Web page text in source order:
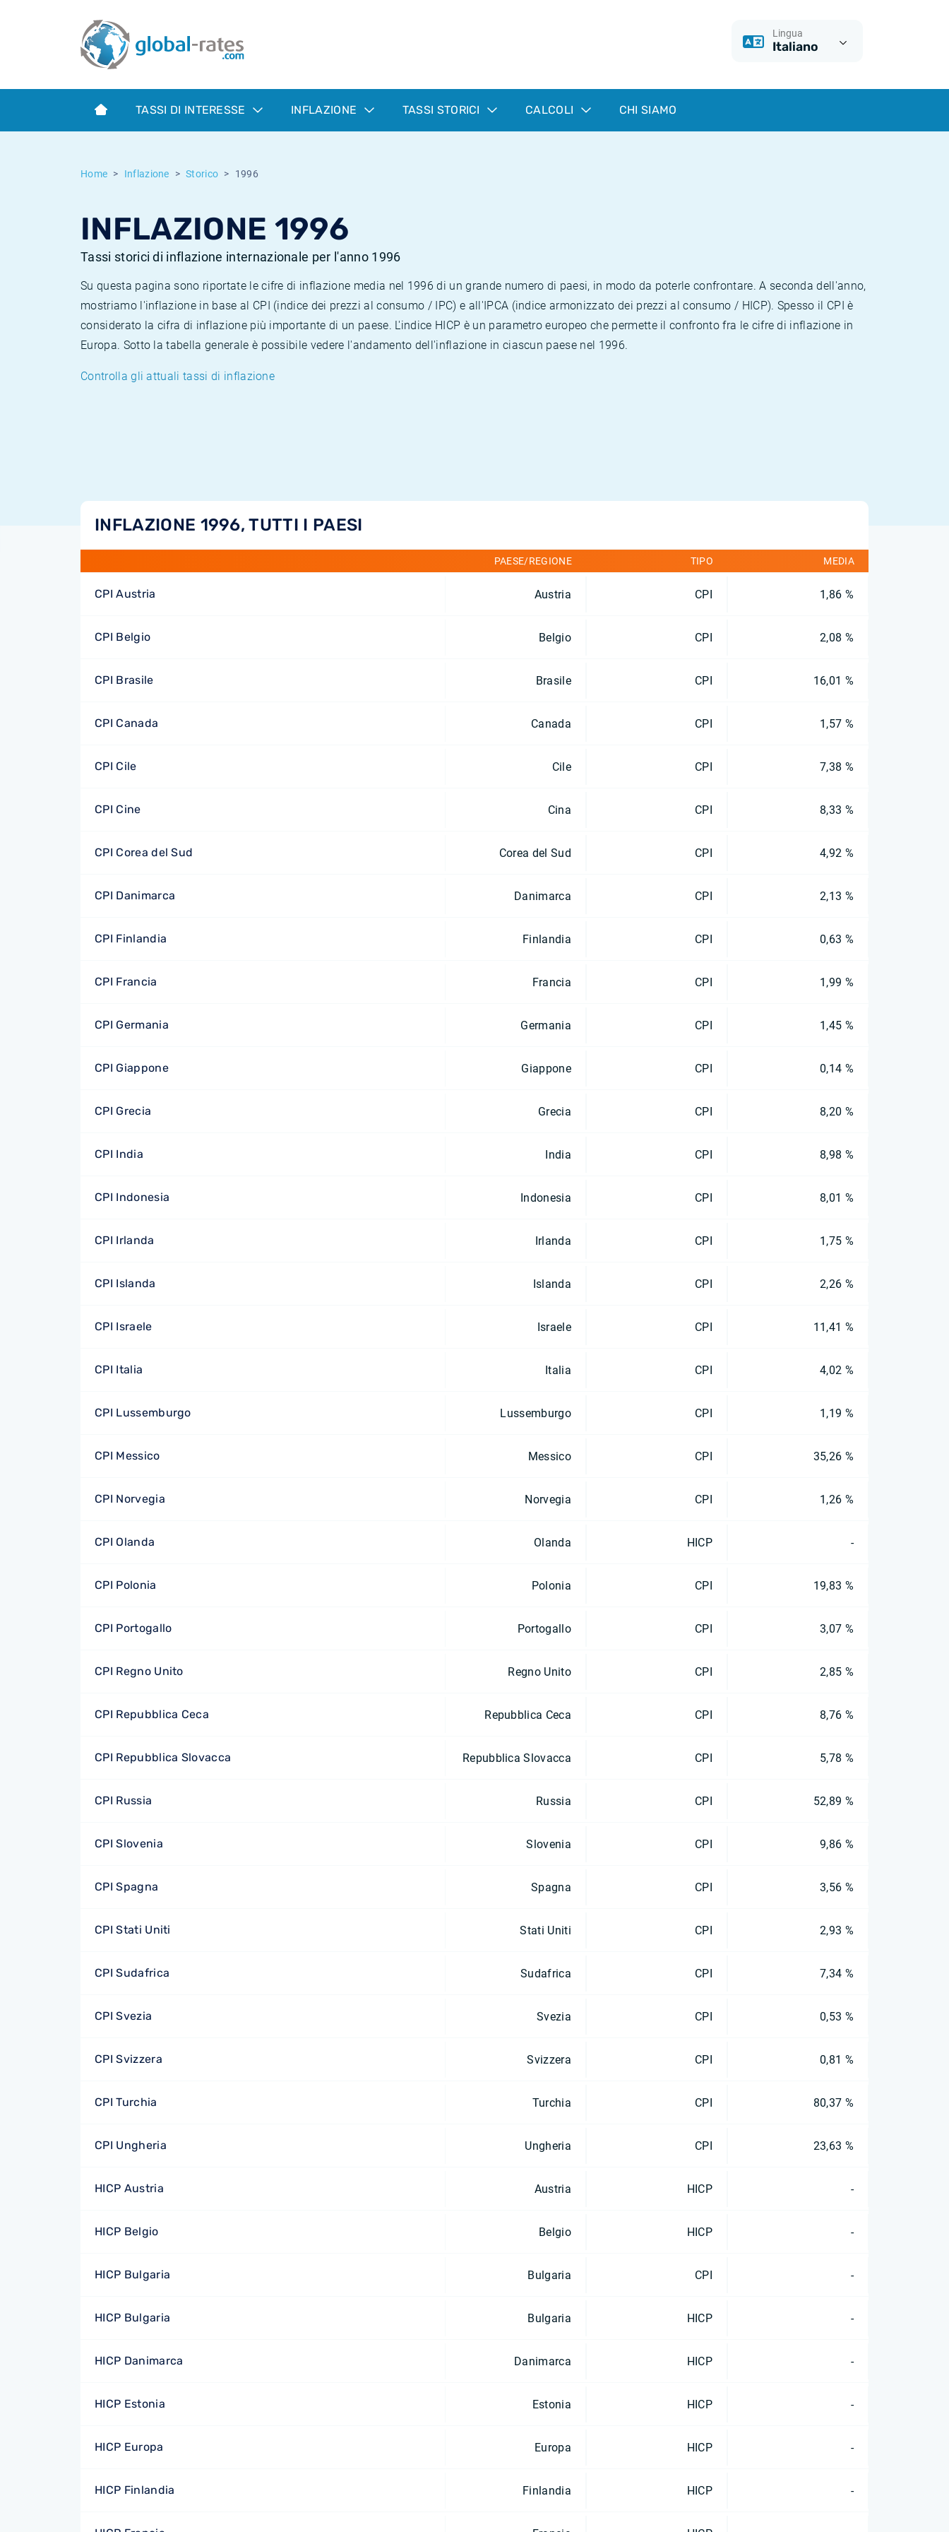
Lingua
Italiano
TASSI DI INTERESSE INFLAZIONE TASSI STORICI CALCOLI CHI SIAMO
Home Inflazione Storico 1996
INFLAZIONE 1996
Tassi storici di inflazione internazionale per l'anno 1996
Su questa pagina sono riportate le cifre di inflazione media nel 1996 di un grande numero di paesi, in modo da poterle confrontare. A seconda dell'anno,
mostriamo l'inflazione in base al CPI (indice dei prezzi al consumo / IPC) e all'IPCA (indice armonizzato dei prezzi al consumo / HICP). Spesso il CPI è
considerato la cifra di inflazione più importante di un paese. L'indice HICP è un parametro europeo che permette il confronto fra le cifre di inflazione in
Europa. Sotto la tabella generale è possibile vedere l'andamento dell'inflazione in ciascun paese nel 1996.
Controlla gli attuali tassi di inflazione
INFLAZIONE 1996, TUTTI I PAESI
PAESE/REGIONE TIPO MEDIA
CPI Austria Austria CPI 1,86 %
CPI Belgio Belgio CPI 2,08 %
CPI Brasile Brasile CPI 16,01 %
CPI Canada Canada CPI 1,57 %
CPI Cile Cile CPI 7,38 %
CPI Cine Cina CPI 8,33 %
CPI Corea del Sud Corea del Sud CPI 4,92 %
CPI Danimarca Danimarca CPI 2,13 %
CPI Finlandia Finlandia CPI 0,63 %
CPI Francia Francia CPI 1,99 %
CPI Germania Germania CPI 1,45 %
CPI Giappone Giappone CPI 0,14 %
CPI Grecia Grecia CPI 8,20 %
CPI India India CPI 8,98 %
CPI Indonesia Indonesia CPI 8,01 %
CPI Irlanda Irlanda CPI 1,75 %
CPI Islanda Islanda CPI 2,26 %
CPI Israele Israele CPI 11,41 %
CPI Italia Italia CPI 4,02 %
CPI Lussemburgo Lussemburgo CPI 1,19 %
CPI Messico Messico CPI 35,26 %
CPI Norvegia Norvegia CPI 1,26 %
CPI Olanda Olanda HICP -
CPI Polonia Polonia CPI 19,83 %
CPI Portogallo Portogallo CPI 3,07 %
CPI Regno Unito Regno Unito CPI 2,85 %
CPI Repubblica Ceca Repubblica Ceca CPI 8,76 %
CPI Repubblica Slovacca Repubblica Slovacca CPI 5,78 %
CPI Russia Russia CPI 52,89 %
CPI Slovenia Slovenia CPI 9,86 %
CPI Spagna Spagna CPI 3,56 %
CPI Stati Uniti Stati Uniti CPI 2,93 %
CPI Sudafrica Sudafrica CPI 7,34 %
CPI Svezia Svezia CPI 0,53 %
CPI Svizzera Svizzera CPI 0,81 %
CPI Turchia Turchia CPI 80,37 %
CPI Ungheria Ungheria CPI 23,63 %
HICP Austria Austria HICP -
HICP Belgio Belgio HICP -
HICP Bulgaria Bulgaria CPI -
HICP Bulgaria Bulgaria HICP -
HICP Danimarca Danimarca HICP -
HICP Estonia Estonia HICP -
HICP Europa Europa HICP -
HICP Finlandia Finlandia HICP -
Term SOFR
Cos'è l'inflazione CPI?
Cos'è l'inflazione HICP?
Inflazione Svizzera
Tassi storici Euribor
Tassi storici di ESTER
Tassi di inflazione storici
Calcolatore dell’inflazione